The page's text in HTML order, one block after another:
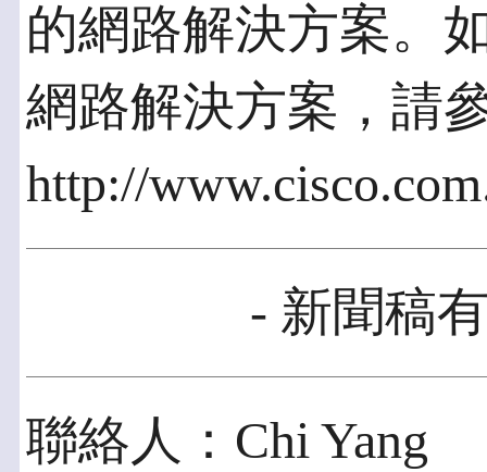
的網路解決方案。
網路解決方案，請
http://
- 新聞稿
聯絡人：Chi Yang